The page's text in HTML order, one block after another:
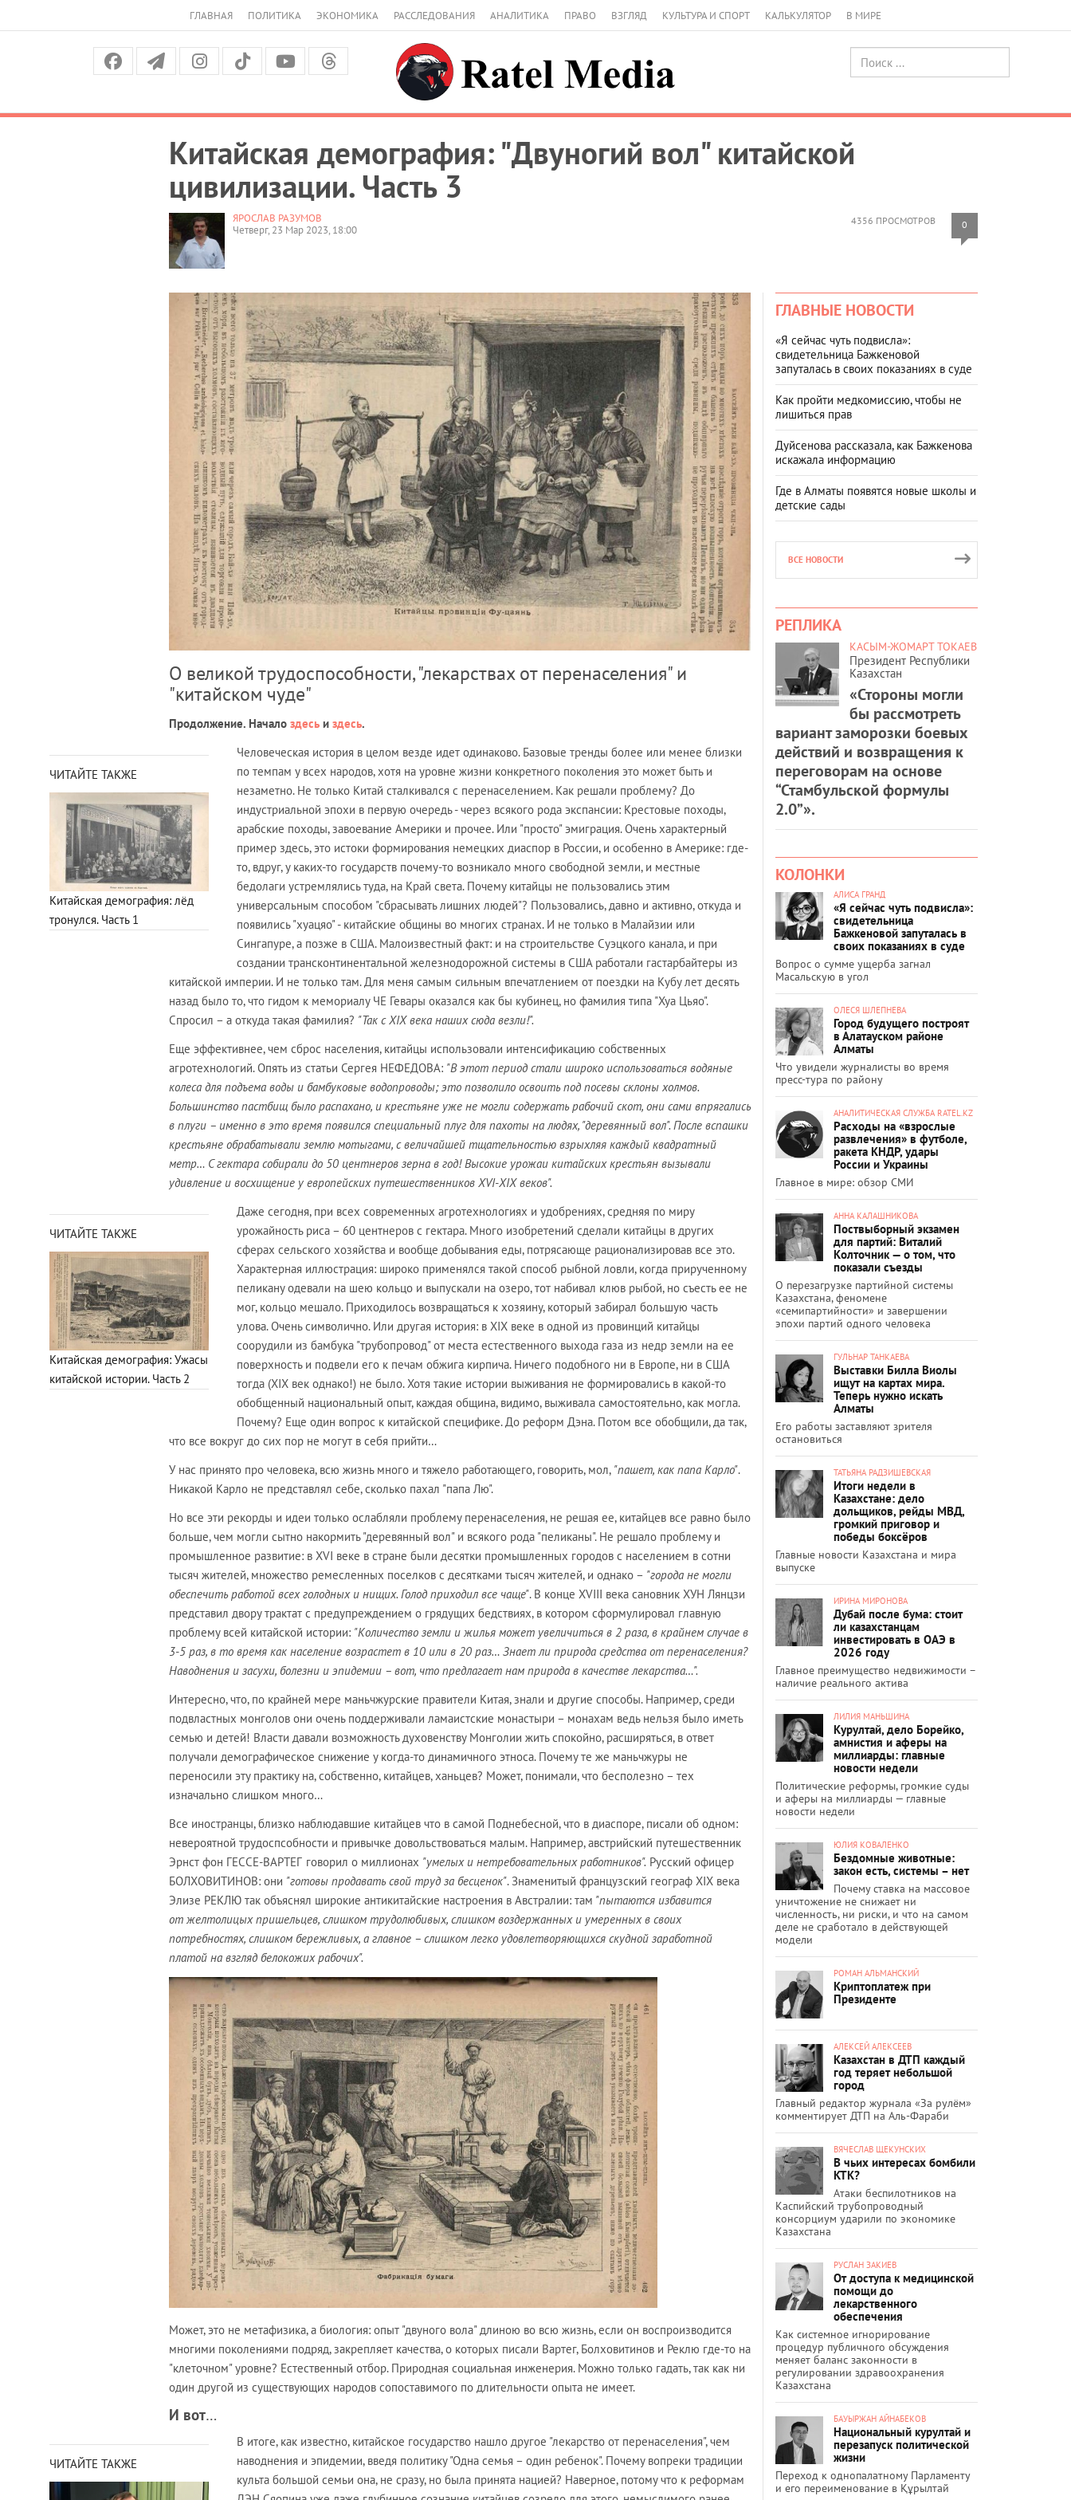
ГЛАВНАЯ ПОЛИТИКА ЭКОНОМИКА РАССЛЕДОВАНИЯ АНАЛИТИКА ПРАВО ВЗГЛЯД КУЛЬТУРА И СПОРТ КАЛЬКУЛЯТОР В МИРЕ
Китайская демография: "Двуногий вол" китайской
цивилизации. Часть 3
4356 ПРОСМОТРОВ 0
ЯРОСЛАВ РАЗУМОВ
Четверг, 23 Мар 2023, 18:00
О великой трудоспособности, "лекарствах от перенаселения" и
"китайском чуде"
Продолжение. Начало здесь и здесь.
ЧИТАЙТЕ ТАКЖЕ
Китайская демография: лёд
тронулся. Часть 1
Человеческая история в целом везде идет одинаково. Базовые тренды более или менее близки
по темпам у всех народов, хотя на уровне жизни конкретного поколения это может быть и
незаметно. Не только Китай сталкивался с перенаселением. Как решали проблему? До
индустриальной эпохи в первую очередь - через всякого рода экспансии: Крестовые походы,
арабские походы, завоевание Америки и прочее. Или "просто" эмиграция. Очень характерный
пример здесь, это истоки формирования немецких диаспор в России, и особенно в Америке: где-
то, вдруг, у каких-то государств почему-то возникало много свободной земли, и местные
бедолаги устремлялись туда, на Край света. Почему китайцы не пользовались этим
универсальным способом "сбрасывать лишних людей"? Пользовались, давно и активно, откуда и
появились "хуацяо" - китайские общины во многих странах. И не только в Малайзии или
Сингапуре, а позже в США. Малоизвестный факт: и на строительстве Суэцкого канала, и при
создании трансконтинентальной железнодорожной системы в США работали гастарбайтеры из
китайской империи. И не только там. Для меня самым сильным впечатлением от поездки на Кубу лет десять
назад было то, что гидом к мемориалу ЧЕ Гевары оказался как бы кубинец, но фамилия типа "Хуа Цьяо".
Спросил – а откуда такая фамилия? "Так с XIX века наших сюда везли!".
Еще эффективнее, чем сброс населения, китайцы использовали интенсификацию собственных
агротехнологий. Опять из статьи Сергея НЕФЕДОВА: "В этот период стали широко использоваться водяные
колеса для подъема воды и бамбуковые водопроводы; это позволило освоить под посевы склоны холмов.
Большинство пастбищ было распахано, и крестьяне уже не могли содержать рабочий скот, они сами впрягались
в плуги – именно в это время появился специальный плуг для пахоты на людях, "деревянный вол". После вспашки
крестьяне обрабатывали землю мотыгами, с величайшей тщательностью взрыхляя каждый квадратный
метр… С гектара собирали до 50 центнеров зерна в год! Высокие урожаи китайских крестьян вызывали
удивление и восхищение у европейских путешественников XVI-XIX веков".
ЧИТАЙТЕ ТАКЖЕ
Китайская демография: Ужасы
китайской истории. Часть 2
Даже сегодня, при всех современных агротехнологиях и удобрениях, средняя по миру
урожайность риса – 60 центнеров с гектара. Много изобретений сделали китайцы в других
сферах сельского хозяйства и вообще добывания еды, потрясающе рационализировав все это.
Характерная иллюстрация: широко применялся такой способ рыбной ловли, когда прирученному
пеликану одевали на шею кольцо и выпускали на озеро, тот набивал клюв рыбой, но съесть ее не
мог, кольцо мешало. Приходилось возвращаться к хозяину, который забирал большую часть
улова. Очень символично. Или другая история: в XIX веке в одной из провинций китайцы
соорудили из бамбука "трубопровод" от места естественного выхода газа из недр земли на ее
поверхность и подвели его к печам обжига кирпича. Ничего подобного ни в Европе, ни в США
тогда (XIX век однако!) не было. Хотя такие истории выживания не формировались в какой-то
обобщенный национальный опыт, каждая община, видимо, выживала самостоятельно, как могла.
Почему? Еще один вопрос к китайской специфике. До реформ Дэна. Потом все обобщили, да так,
что все вокруг до сих пор не могут в себя прийти…
У нас принято про человека, всю жизнь много и тяжело работающего, говорить, мол, "пашет, как папа Карло".
Никакой Карло не представлял себе, сколько пахал "папа Лю".
Но все эти рекорды и идеи только ослабляли проблему перенаселения, не решая ее, китайцев все равно было
больше, чем могли сытно накормить "деревянный вол" и всякого рода "пеликаны". Не решало проблему и
промышленное развитие: в XVI веке в стране были десятки промышленных городов с населением в сотни
тысяч жителей, множество ремесленных поселков с десятками тысяч жителей, и однако – "города не могли
обеспечить работой всех голодных и нищих. Голод приходил все чаще". В конце XVIII века сановник ХУН Лянцзи
представил двору трактат с предупреждением о грядущих бедствиях, в котором сформулировал главную
проблему всей китайской истории: "Количество земли и жилья может увеличиться в 2 раза, в крайнем случае в
3-5 раз, в то время как население возрастет в 10 или в 20 раз… Знает ли природа средства от перенаселения?
Наводнения и засухи, болезни и эпидемии – вот, что предлагает нам природа в качестве лекарства…".
Интересно, что, по крайней мере маньчжурские правители Китая, знали и другие способы. Например, среди
подвластных монголов они очень поддерживали ламаистские монастыри – монахам ведь нельзя было иметь
семью и детей! Власти давали возможность духовенству Монголии жить спокойно, расширяться, в ответ
получали демографическое снижение у когда-то динамичного этноса. Почему те же маньчжуры не
переносили эту практику на, собственно, китайцев, ханьцев? Может, понимали, что бесполезно – тех
изначально слишком много…
Все иностранцы, близко наблюдавшие китайцев что в самой Поднебесной, что в диаспоре, писали об одном:
невероятной трудоспсобности и привычке довольствоваться малым. Например, австрийский путешественник
Эрнст фон ГЕССЕ-ВАРТЕГ говорил о миллионах "умелых и нетребовательных работников". Русский офицер
БОЛХОВИТИНОВ: они "готовы продавать свой труд за бесценок". Знаменитый французский географ XIX века
Элизе РЕКЛЮ так объяснял широкие антикитайские настроения в Австралии: там "пытаются избавится
от желтолицых пришельцев, слишком трудолюбивых, слишком воздержанных и умеренных в своих
потребностях, слишком бережливых, а главное – слишком легко удовлетворяющихся скудной заработной
платой на взгляд белокожих рабочих".
Может, это не метафизика, а биология: опыт "двуного вола" длиною во всю жизнь, если он воспроизводится
многими поколениями подряд, закрепляет качества, о которых писали Вартег, Болховитинов и Реклю где-то на
"клеточном" уровне? Естественный отбор. Природная социальная инженерия. Можно только гадать, так как ни
один другой из существующих народов сопоставимого по длительности опыта не имеет.
И вот…
ЧИТАЙТЕ ТАКЖЕ
В итоге, как известно, китайское государство нашло другое "лекарство от перенаселения", чем
наводнения и эпидемии, введя политику "Одна семья – один ребенок". Почему вопреки традиции
культа большой семьи она, не сразу, но была принята нацией? Наверное, потому что к реформам
ГЛАВНЫЕ НОВОСТИ
«Я сейчас чуть подвисла»:
свидетельница Бажкеновой
запуталась в своих показаниях в суде
Как пройти медкомиссию, чтобы не
лишиться прав
Дуйсенова рассказала, как Бажкенова
искажала информацию
Где в Алматы появятся новые школы и
детские сады
ВСЕ НОВОСТИ
РЕПЛИКА
КАСЫМ-ЖОМАРТ ТОКАЕВ
Президент Республики
Казахстан
«Стороны могли
бы рассмотреть
вариант заморозки боевых
действий и возвращения к
переговорам на основе
“Стамбульской формулы
2.0”».
КОЛОНКИ
АЛИСА ГРАНД
«Я сейчас чуть подвисла»:
свидетельница
Бажкеновой запуталась в
своих показаниях в суде
Вопрос о сумме ущерба загнал
Масальскую в угол
ОЛЕСЯ ШЛЕПНЕВА
Город будущего построят
в Алатауском районе
Алматы
Что увидели журналисты во время
пресс-тура по району
АНАЛИТИЧЕСКАЯ СЛУЖБА RATEL.KZ
Расходы на «взрослые
развлечения» в футболе,
ракета КНДР, удары
России и Украины
Главное в мире: обзор СМИ
АННА КАЛАШНИКОВА
Поствыборный экзамен
для партий: Виталий
Колточник — о том, что
показали съезды
О перезагрузке партийной системы
Казахстана, феномене
«семипартийности» и завершении
эпохи партий одного человека
ГУЛЬНАР ТАНКАЕВА
Выставки Билла Виолы
ищут на картах мира.
Теперь нужно искать
Алматы
Его работы заставляют зрителя
остановиться
ТАТЬЯНА РАДЗИШЕВСКАЯ
Итоги недели в
Казахстане: дело
дольщиков, рейды МВД,
громкий приговор и
победы боксёров
Главные новости Казахстана и мира
выпуске
ИРИНА МИРОНОВА
Дубай после бума: стоит
ли казахстанцам
инвестировать в ОАЭ в
2026 году
Главное преимущество недвижимости –
наличие реального актива
ЛИЛИЯ МАНЬШИНА
Курултай, дело Борейко,
амнистия и аферы на
миллиарды: главные
новости недели
Политические реформы, громкие суды
и аферы на миллиарды — главные
новости недели
ЮЛИЯ КОВАЛЕНКО
Бездомные животные:
закон есть, системы – нет
Почему ставка на массовое
уничтожение не снижает ни
численность, ни риски, и что на самом
деле не сработало в действующей
модели
РОМАН АЛЬМАНСКИЙ
Криптоплатеж при
Президенте
АЛЕКСЕЙ АЛЕКСЕЕВ
Казахстан в ДТП каждый
год теряет небольшой
город
Главный редактор журнала «За рулём»
комментирует ДТП на Аль-Фараби
ВЯЧЕСЛАВ ЩЕКУНСКИХ
В чьих интересах бомбили
КТК?
Атаки беспилотников на
Каспийский трубопроводный
консорциум ударили по экономике
Казахстана
РУСЛАН ЗАКИЕВ
От доступа к медицинской
помощи до
лекарственного
обеспечения
Как системное игнорирование
процедур публичного обсуждения
меняет баланс законности в
регулировании здравоохранения
Казахстана
БАУЫРЖАН АЙНАБЕКОВ
Национальный курултай и
перезапуск политической
жизни
Переход к однопалатному Парламенту
и его переименование в Құрылтай